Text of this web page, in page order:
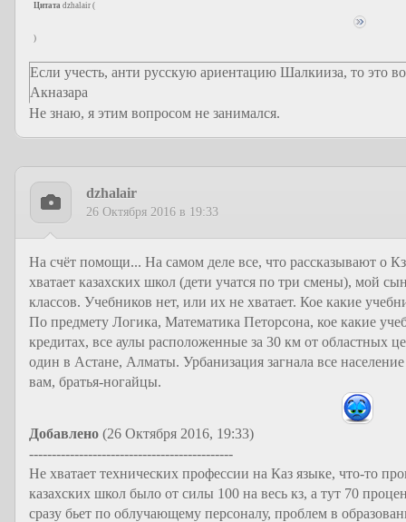
Цитата dzhalair (
)
Если учесть, анти русскую ариентацию Шалкииза, то это
Акназара
Не знаю, я этим вопросом не занимался.
dzhalair
26 Октября 2016 в 19:33
На счёт помощи... На самом деле все, что рассказывают о
хватает казахских школ (дети учатся по три смены), мой
классов. Учебников нет, или их не хватает. Кое какие
По предмету Логика, Математика Петорсона, кое какие
кредитах, все аулы расположенные за 30 км от областных
один в Астане, Алматы. Урбанизация загнала все
вам, братья-ногайцы.
Добавлено (26 Октября 2016, 19:33)
---------------------------------------------
Не хватает технических профессии на Каз языке, что-то
казахских школ было от силы 100 на весь кз, а тут 70
сразу бьет по облучающему персоналу, проблем в